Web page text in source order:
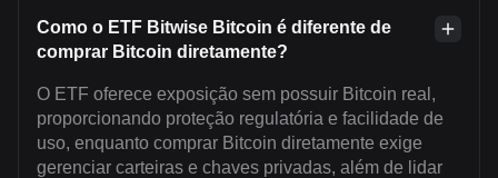
Como o ETF Bitwise Bitcoin é diferente de
comprar Bitcoin diretamente?
O ETF oferece exposição sem possuir Bitcoin real,
proporcionando proteção regulatória e facilidade de
uso, enquanto comprar Bitcoin diretamente exige
gerenciar carteiras e chaves privadas, além de lidar